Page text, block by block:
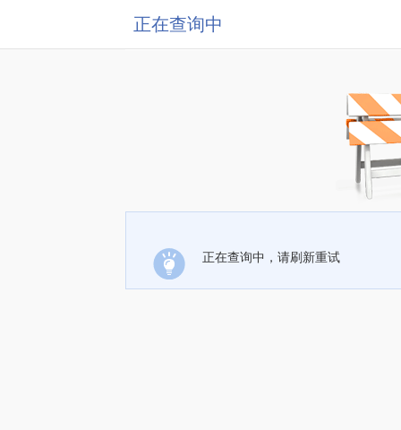
正在查询中
正在查询中，请刷新重试